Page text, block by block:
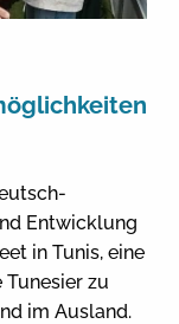
Entwicklung
in Tunis, eine
zu
im Ausland.